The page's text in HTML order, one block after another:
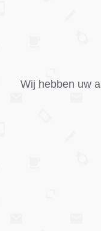
Wij hebben uw